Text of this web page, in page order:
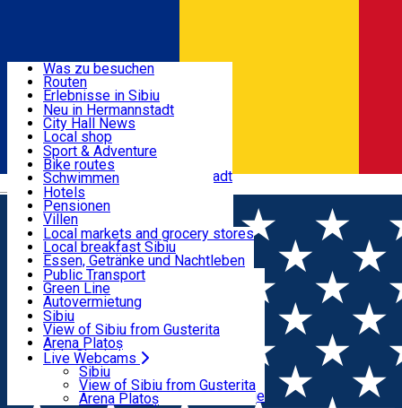
Română
Nützliche informationen
Aktivitäten & Abenteuer
Unterkunft
Essen, Getränke & Nachtleben
Transport & Parken
Live Webcams
Was zu besuchen
Routen
Erlebnisse in Sibiu
Podcast
Kultur
Museen
Kirchen
Parks, Zoo
Im Umkreis von Hermannstadt
Neu in Hermannstadt
City Hall News
Local shop
Sibiu Handwerker
Sibiul Verde
Public services
Bildung
Wie komme ich nach Sibiu?
Touristeninfo
Reiseführer
Guided tours
Local publication
Schönheitssalon
Sport & Adventure
Bike routes
Schwimmen
Reiten
Fitnessstudio
Loc de joacă indoor
Loc de joacă outdoor
Ski
Eislaufen
Yoga
Hotels
Pensionen
Villen
Hostels
Motels
Camping
Zimmer zu vermieten
Wohnungen
Unterkunft außerhalb von Sibiu
Local markets and grocery stores
Local breakfast Sibiu
Essen, Getränke und Nachtleben
Pizza
Fast Food
Kaffeestube
Konditorei
Pub, Bar
Nachtclubs
Bäckerei
Public Transport
Green Line
Autovermietung
Fahrad verleih
Scooter rentals
Taxi
Ride Sharing
Park-Tickets
Parkplätze
Ladestationen für Elektrofahrzeuge
Sibiu
View of Sibiu from Gusterita
Arena Platoș
Live Webcams
Sibiu
View of Sibiu from Gusterita
Arena Platoș
Home Schönheitssalon
Salon Adela - Beauty 4 Men &